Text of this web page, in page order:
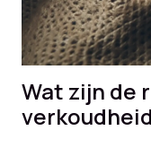
Wat zijn de